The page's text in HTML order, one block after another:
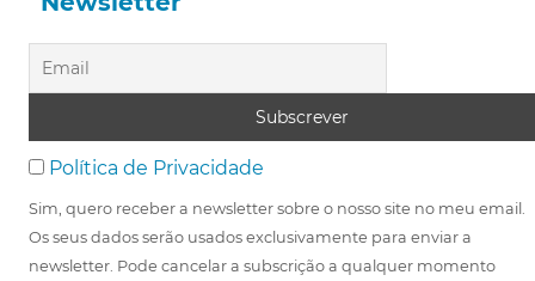
Política de Privacidade
Sim, quero receber a newsletter sobre o nosso site no meu email.
Os seus dados serão usados exclusivamente para enviar a
newsletter. Pode cancelar a subscrição a qualquer momento